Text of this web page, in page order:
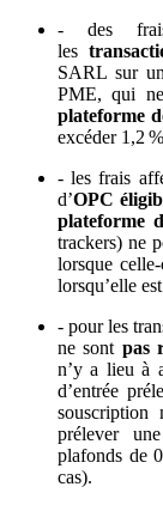
- des frais
les
SARL sur
PME, qui
plateforme
excéder 1,2
- les frais
d’OPC
plateforme
trackers) ne
lorsque
lorsqu’elle
- pour les
ne sont pas
n’y a lieu à
d’entrée
prélever
plafonds de
cas).